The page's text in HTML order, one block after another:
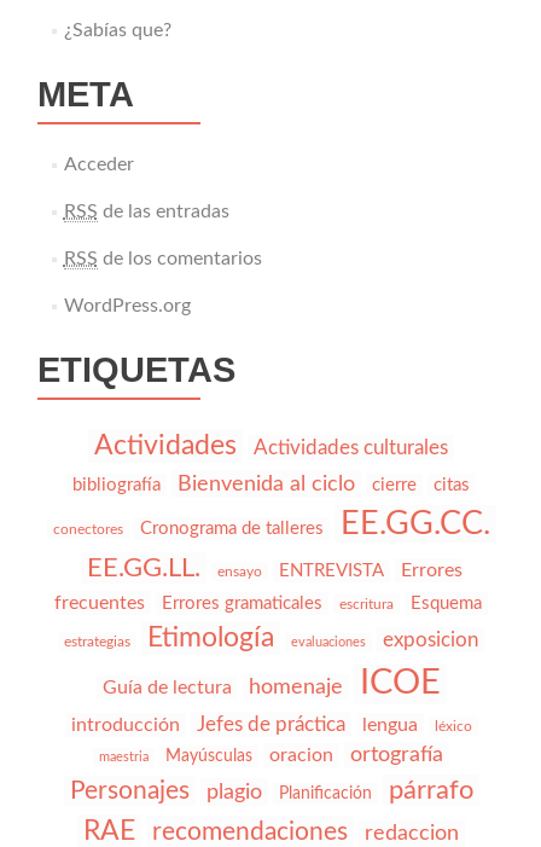
¿Sabías que?
META
Acceder
RSS de las entradas
RSS de los comentarios
WordPress.org
ETIQUETAS
Actividades Actividades culturales
bibliografía Bienvenida al ciclo cierre citas
conectores Cronograma de talleres EE.GG.CC.
EE.GG.LL. ensayo ENTREVISTA
Errores
frecuentes
Errores gramaticales escritura Esquema
estrategias Etimología evaluaciones exposicion
Guía de lectura homenaje ICOE
introducción Jefes de práctica lengua léxico
maestria Mayúsculas oracion ortografía
Personajes plagio Planificación párrafo
RAE recomendaciones redaccion